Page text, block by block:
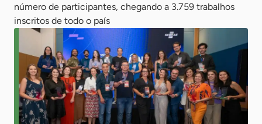
número de participantes, chegando a 3.759 trabalhos
inscritos de todo o país